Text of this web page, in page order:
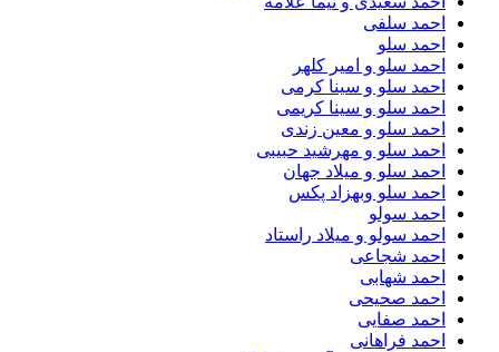
احمد سلفی
احمد سلو
احمد سلو و امیر کلهر
احمد سلو و سینا کرمی
احمد سلو و سینا کریمی
احمد سلو و معین زندی
احمد سلو و مهرشید حبیبی
احمد سلو و میلاد جهان
احمد سلو وبهزاد پکس
احمد سولو
احمد سولو و میلاد راستاد
احمد شجاعی
احمد شهابی
احمد صحیحی
احمد صفایی
احمد فراهانی